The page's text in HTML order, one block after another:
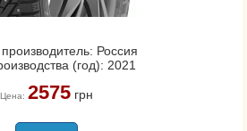
Россия
(год): 2021
Цена: 2575грн